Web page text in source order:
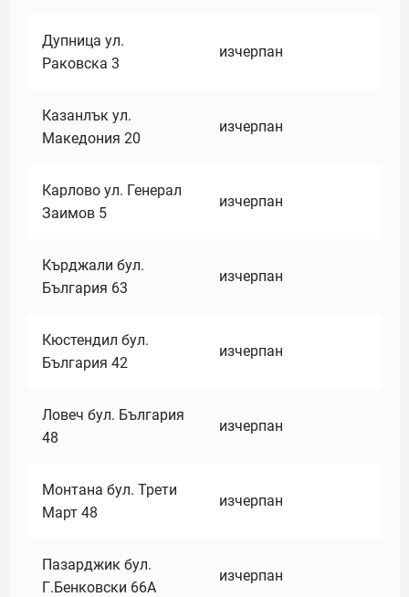
Дупница ул.
Раковска 3
изчерпан
Казанлък ул.
Македония 20
изчерпан
Карлово ул. Генерал
Заимов 5
изчерпан
Кърджали бул.
България 63
изчерпан
Кюстендил бул.
България 42
изчерпан
Ловеч бул. България
48
изчерпан
Монтана бул. Трети
Март 48
изчерпан
Пазарджик бул.
Г.Бенковски 66А
изчерпан